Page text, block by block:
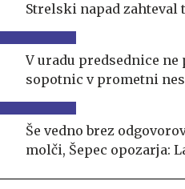
Strelski napad
V uradu predsednice
sopotnic v prometni
Še vedno brez
molči, Šepec opozarja: